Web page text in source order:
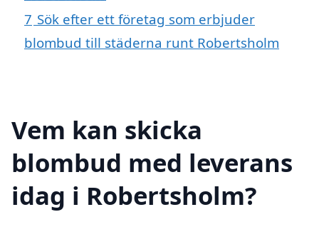
7 Sök efter ett företag som erbjuder
blombud till städerna runt Robertsholm
Vem kan skicka
blombud med leverans
idag i Robertsholm?